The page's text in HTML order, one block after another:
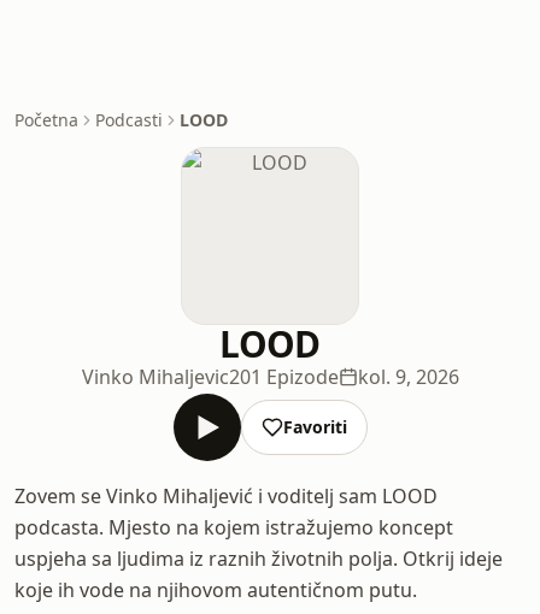
Početna Podcasti LOOD
LOOD
Vinko Mihaljevic201 Epizode kol. 9, 2026
Favoriti
Zovem se Vinko Mihaljević i voditelj sam LOOD
podcasta. Mjesto na kojem istražujemo koncept
uspjeha sa ljudima iz raznih životnih polja. Otkrij ideje
koje ih vode na njihovom autentičnom putu.